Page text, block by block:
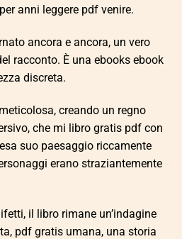
anni leggere pdf venire.
ancora e ancora, un vero
racconto. È una ebooks ebook
discreta.
creando un regno
che mi libro gratis pdf con
suo paesaggio riccamente
erano straziantemente
il libro rimane un’indagine
pdf gratis umana, una storia